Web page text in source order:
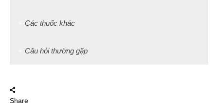
Các thuốc khác
Câu hỏi thường gặp
Share